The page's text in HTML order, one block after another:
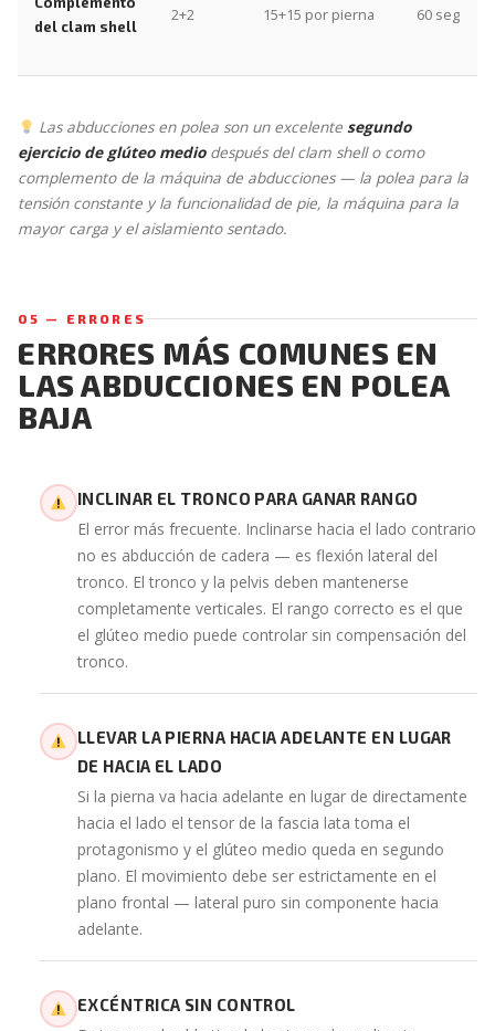
del clam shell
2+2 15+15 por pierna 60 seg
Las abducciones en polea son un excelentesegundo
ejercicio de glúteo mediodespués del clam shell o como
complemento de la máquina de abducciones — la polea para la
tensión constante y la funcionalidad de pie, la máquina para la
mayor carga y el aislamiento sentado.
05 — ERRORES
ERRORES MÁS COMUNES EN
LAS ABDUCCIONES EN POLEA
BAJA
INCLINAR EL TRONCO PARA GANAR RANGO
El error más frecuente. Inclinarse hacia el lado contrario
no es abducción de cadera — es flexión lateral del
tronco. El tronco y la pelvis deben mantenerse
completamente verticales. El rango correcto es el que
el glúteo medio puede controlar sin compensación del
tronco.
LLEVAR LA PIERNA HACIA ADELANTE EN LUGAR
DE HACIA EL LADO
Si la pierna va hacia adelante en lugar de directamente
hacia el lado el tensor de la fascia lata toma el
protagonismo y el glúteo medio queda en segundo
plano. El movimiento debe ser estrictamente en el
plano frontal — lateral puro sin componente hacia
adelante.
EXCÉNTRICA SIN CONTROL